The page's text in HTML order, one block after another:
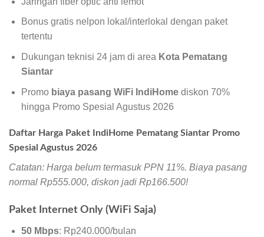
Bonus gratis nelpon lokal/interlokal dengan paket
tertentu
Dukungan teknisi 24 jam di area Kota Pematang
Siantar
Promo biaya pasang WiFi IndiHomediskon 70%
hingga Promo Spesial Agustus 2026
Daftar Harga Paket IndiHome Pematang Siantar Promo
Spesial Agustus 2026
Catatan: Harga belum termasuk PPN 11%. Biaya pasang
normal Rp555.000, diskon jadi Rp166.500!
Paket Internet Only (WiFi Saja)
50 Mbps: Rp240.000/bulan